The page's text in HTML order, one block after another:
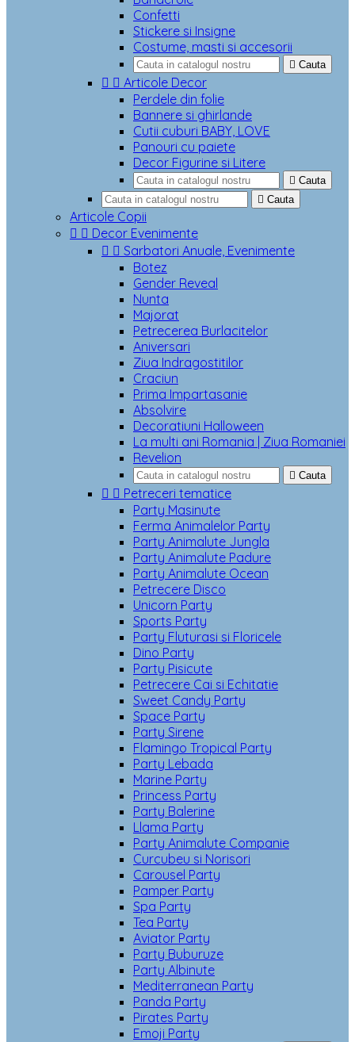
Confetti
Stickere si Insigne
Costume, masti si accesorii
 Cauta
  Articole Decor
Perdele din folie
Bannere si ghirlande
Cutii cuburi BABY, LOVE
Panouri cu paiete
Decor Figurine si Litere
 Cauta
 Cauta
Articole Copii
  Decor Evenimente
  Sarbatori Anuale, Evenimente
Botez
Gender Reveal
Nunta
Majorat
Petrecerea Burlacitelor
Aniversari
Ziua Indragostitilor
Craciun
Prima Impartasanie
Absolvire
Decoratiuni Halloween
La multi ani Romania | Ziua Romaniei
Revelion
 Cauta
  Petreceri tematice
Party Masinute
Ferma Animalelor Party
Party Animalute Jungla
Party Animalute Padure
Party Animalute Ocean
Petrecere Disco
Unicorn Party
Sports Party
Party Fluturasi si Floricele
Dino Party
Party Pisicute
Petrecere Cai si Echitatie
Sweet Candy Party
Space Party
Party Sirene
Flamingo Tropical Party
Party Lebada
Marine Party
Princess Party
Party Balerine
Llama Party
Party Animalute Companie
Curcubeu si Norisori
Carousel Party
Pamper Party
Spa Party
Tea Party
Aviator Party
Party Buburuze
Party Albinute
Mediterranean Party
Panda Party
Pirates Party
Emoji Party